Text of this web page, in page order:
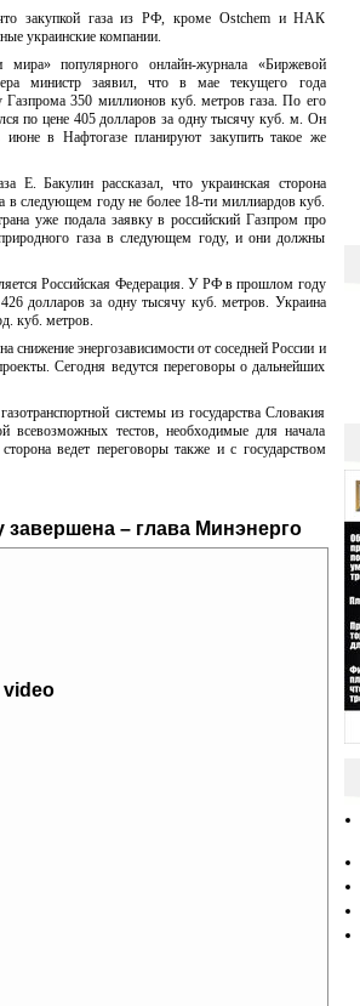
закупкой газа из РФ, кроме Ostchem и НАК
украинские компании.
популярного онлайн-журнала «Биржевой
министр заявил, что в мае текущего года
350 миллионов куб. метров газа. По его
по цене 405 долларов за одну тысячу куб. м. Он
в Нафтогазе планируют закупить такое же
Е. Бакулин рассказал, что украинская сторона
в следующем году не более 18-ти миллиардов куб.
уже подала заявку в российский Газпром про
газа в следующем году, и они должны
Российская Федерация. У РФ в прошлом году
долларов за одну тысячу куб. метров. Украина
куб. метров.
снижение энергозависимости от соседней России и
Сегодня ведутся переговоры о дальнейших
системы из государства Словакия
всевозможных тестов, необходимые для начала
ведет переговоры также и с государством
завершена – глава Минэнерго